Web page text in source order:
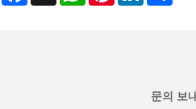
문의 보